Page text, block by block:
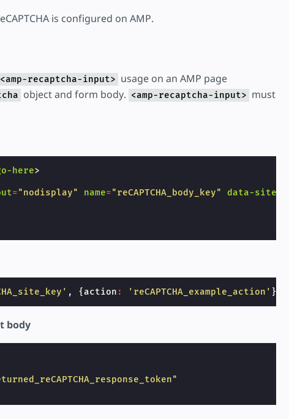
is configured on AMP.
<amp-recaptcha-input> usage on an AMP page
object and form body. <amp-recaptcha-input> must
here>
="nodisplay" name="reCAPTCHA_body_key" data-sitekey
, {action : 'reCAPTCHA_example_action' });
body